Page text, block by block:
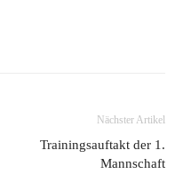
Nächster Artikel
Trainingsauftakt der 1.
Mannschaft